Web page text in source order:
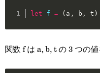
let f = ( a , b , t )
関数 f は a, b, t の 3 つの値